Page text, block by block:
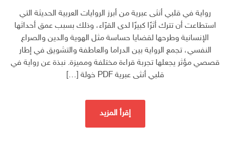
رواية في قلبي أنثى عبرية من أبرز الروايات العربية الحديثة التي
استطاعت أن تترك أثرًا كبيرًا لدى القرّاء، وذلك بسبب عمق أحداثها
الإنسانية وطرحها لقضايا حساسة مثل الهوية والدين والصراع
النفسي، تجمع الرواية بين الدراما والعاطفة والتشويق في إطار
قصصي مؤثر يجعلها تجربة قراءة مختلفة ومميزة. نبذة عن رواية في
قلبي أنثى عبرية PDF خولة […]
إقرأ المزيد